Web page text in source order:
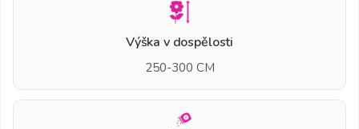
Výška v dospělosti
250-300 CM